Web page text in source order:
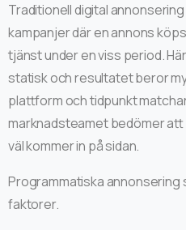
Traditionell digital
kampanjer där en annons
tjänst under en viss period.
statisk och resultatet beror
plattform och tidpunkt
marknadsteamet bedömer
väl kommer in på sidan.
Programmatiska
faktorer.